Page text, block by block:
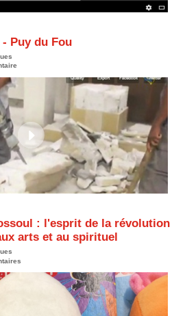
- Puy du Fou
: l'esprit de la révolution
arts et au spirituel